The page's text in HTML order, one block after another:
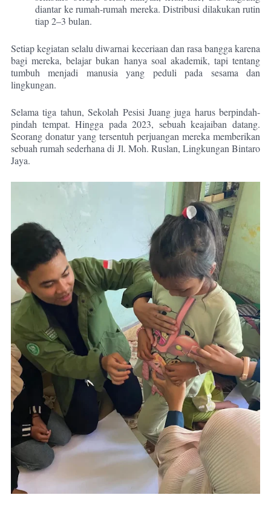
diantar ke rumah-rumah mereka. Distribusi dilakukan rutin
tiap 2–3 bulan.
Setiap kegiatan selalu diwarnai keceriaan dan rasa bangga karena
bagi mereka, belajar bukan hanya soal akademik, tapi tentang
tumbuh menjadi manusia yang peduli pada sesama dan
lingkungan.
Selama tiga tahun, Sekolah Pesisi Juang juga harus berpindah-
pindah tempat. Hingga pada 2023, sebuah keajaiban datang.
Seorang donatur yang tersentuh perjuangan mereka memberikan
sebuah rumah sederhana di Jl. Moh. Ruslan, Lingkungan Bintaro
Jaya.